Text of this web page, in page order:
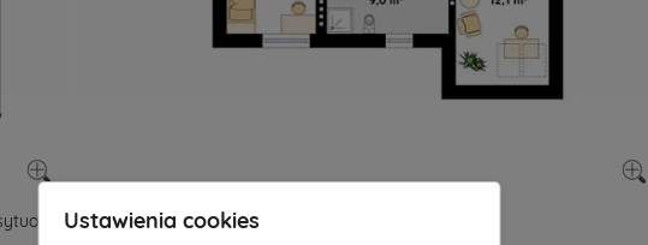
na działce:
Ustawienia cookies